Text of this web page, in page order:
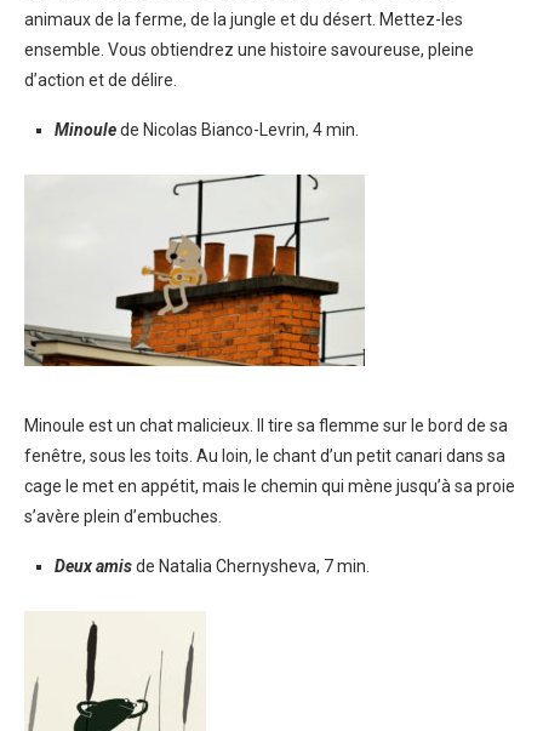
animaux de la ferme, de la jungle et du désert. Mettez-les
ensemble. Vous obtiendrez une histoire savoureuse, pleine
d’action et de délire.
Minoulede Nicolas Bianco-Levrin, 4 min.
Minoule est un chat malicieux. Il tire sa flemme sur le bord de sa
fenêtre, sous les toits. Au loin, le chant d’un petit canari dans sa
cage le met en appétit, mais le chemin qui mène jusqu’à sa proie
s’avère plein d’embuches.
Deux amisde Natalia Chernysheva, 7 min.